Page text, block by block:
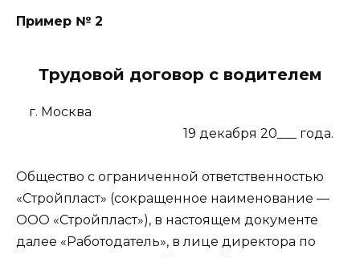
Пример № 2
Трудовой договор с водителем
г. Москва
19 декабря 20___ года.
Общество с ограниченной ответственностью
«Стройпласт» (сокращенное наименование —
ООО «Стройпласт»), в настоящем документе
далее «Работодатель», в лице директора по